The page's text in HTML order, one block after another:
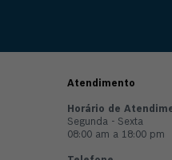
Atendimento
Horário de
Segunda - Sexta
08:00 am a 18:00 pm